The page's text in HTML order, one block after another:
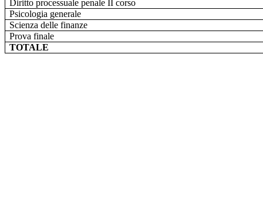
Diritto processuale penale II corso
Psicologia generale
Scienza delle finanze
Prova finale
TOTALE